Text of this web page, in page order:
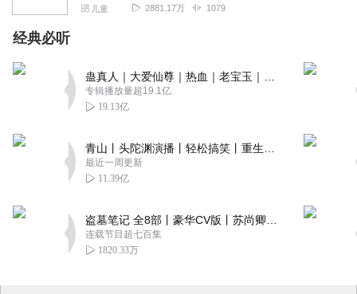
儿童 2881.17万 1079
经典必听
专辑播放量超19.1亿
19.13亿
最近一周更新
11.39亿
连载节目超七百集
1820.33万